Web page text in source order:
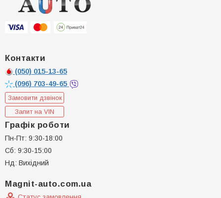
Контакти
(050) 015-13-65
(096) 703-49-65
Замовити дзвінок
Запит на VIN
Графік роботи
Пн-Пт: 9:30-18:00
Сб: 9:30-15:00
Нд: Вихідний
Magnit-auto.com.ua